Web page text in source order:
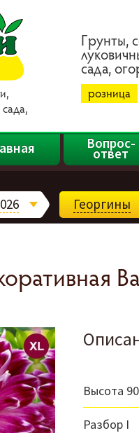
Гpyнты,
caдa,
розница
Вопрос-
ответ
Георгины
Высота
Разбор I